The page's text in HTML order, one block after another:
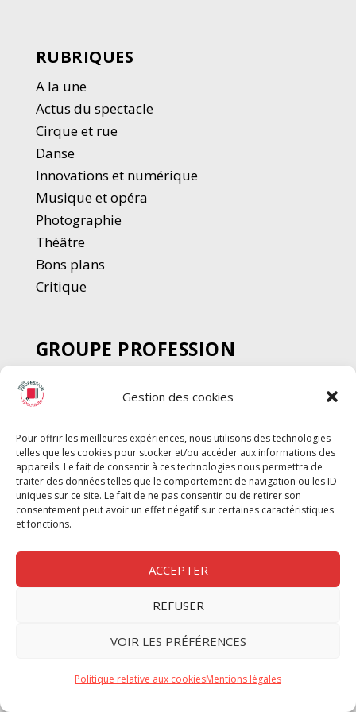
Gestion des cookies
Pour offrir les meilleures expériences, nous utilisons des technologies
telles que les cookies pour stocker et/ou accéder aux informations des
appareils. Le fait de consentir à ces technologies nous permettra de
traiter des données telles que le comportement de navigation ou les ID
uniques sur ce site. Le fait de ne pas consentir ou de retirer son
consentement peut avoir un effet négatif sur certaines caractéristiques
et fonctions.
ACCEPTER
REFUSER
VOIR LES PRÉFÉRENCES
Politique relative aux cookiesMentions légales
RUBRIQUES
A la une
Actus du spectacle
Cirque et rue
Danse
Innovations et numérique
Musique et opéra
Photographie
Théâtre
Bons plans
Critique
GROUPE PROFESSION
SPECTACLE
Chèque Intermittents
Chèque Compta
Chèque Emploi Spectacle
G-Pods
Profession Audio-visuel
Nous contacter